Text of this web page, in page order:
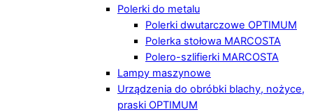
Polerki do metalu
Polerki dwutarczowe OPTIMUM
Polerka stołowa MARCOSTA
Polero-szlifierki MARCOSTA
Lampy maszynowe
Urządzenia do obróbki blachy, nożyce,
praski OPTIMUM